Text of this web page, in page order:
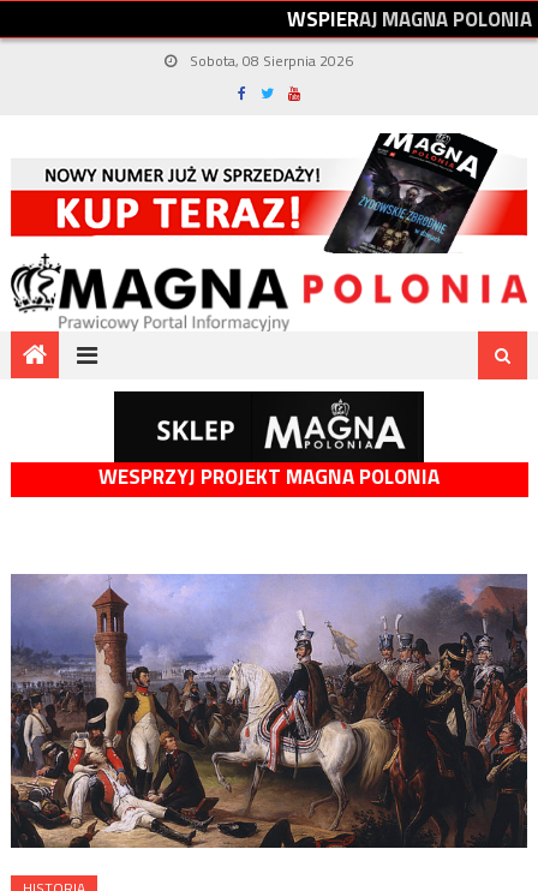
WSPIERAJMAGNAPOLONIA
Sobota, 08 Sierpnia 2026
WESPRZYJ PROJEKT MAGNA POLONIA